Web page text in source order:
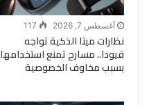
أغسطس 7, 2026 117
نظارات ميتا الذكية تواجه
قيودا.. مسارح تمنع استخدامها
بسبب مخاوف الخصوصية